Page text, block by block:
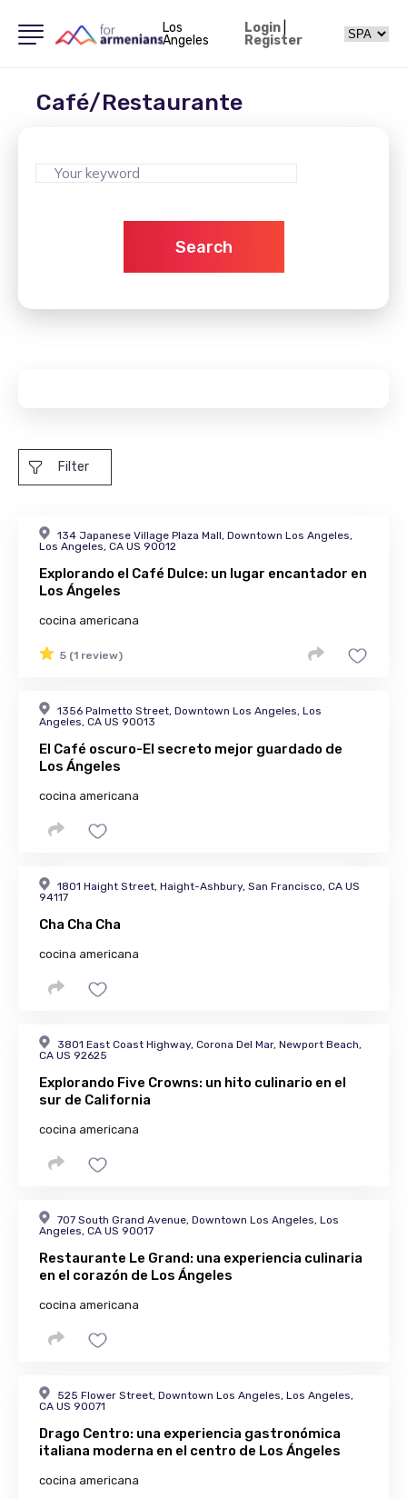
Los
Angeles
Login|
Register
Café/Restaurante
Search
Filter
134 Japanese Village Plaza Mall, Downtown Los Angeles,
Los Angeles, CA US 90012
Explorando el Café Dulce: un lugar encantador en
Los Ángeles
cocina americana
5 (1 review)
1356 Palmetto Street, Downtown Los Angeles, Los
Angeles, CA US 90013
El Café oscuro-El secreto mejor guardado de
Los Ángeles
cocina americana
1801 Haight Street, Haight-Ashbury, San Francisco, CA US
94117
Cha Cha Cha
cocina americana
3801 East Coast Highway, Corona Del Mar, Newport Beach,
CA US 92625
Explorando Five Crowns: un hito culinario en el
sur de California
cocina americana
707 South Grand Avenue, Downtown Los Angeles, Los
Angeles, CA US 90017
Restaurante Le Grand: una experiencia culinaria
en el corazón de Los Ángeles
cocina americana
525 Flower Street, Downtown Los Angeles, Los Angeles,
CA US 90071
Drago Centro: una experiencia gastronómica
italiana moderna en el centro de Los Ángeles
cocina americana